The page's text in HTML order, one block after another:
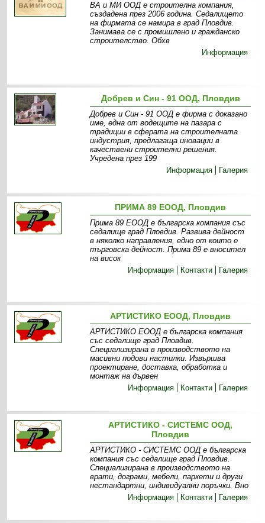
ВА и МИ ООД е строителна компания,
създадена през 2006 година. Седалището
на фирмата се намира в град Пловдив.
Занимава се с промишлено и гражданско
строителство. Обхв
Информация
Добрев и Син - 91 ООД, Пловдив
Добрев и Син - 91 ООД е фирма с доказано
име, една от водещите на пазара с
традиции в сферата на строителната
индустрия, предлагаща иновации в
качествени строителни решения.
Учредена през 199
Информация
Галерия
ПРИМА 89 ЕООД, Пловдив
Прима 89 ЕООД е българска компания със
седалище град Пловдив. Развива дейност
в няколко направления, едно от които е
търговска дейност. Прима 89 е вносител
на висок
Информация
Контакти Галерия
АРТИСТИКО ЕООД, Пловдив
АРТИСТИКО ЕООД е българска компания
със седалище град Пловдив.
Специализирана в производството на
масивни подови настилки. Извършва
проектиране, доставка, обработка и
монтаж на дървен
Информация
Контакти Галерия
АРТИСТИКО - СИСТЕМС ООД,
Пловдив
АРТИСТИКО - СИСТЕМС ООД е българска
компания със седалище град Пловдив.
Специализирана в производството на
врати, дограми, мебели, паркети и други
нестандартни, индивидуални поръчки. Вно
Информация
Контакти Галерия